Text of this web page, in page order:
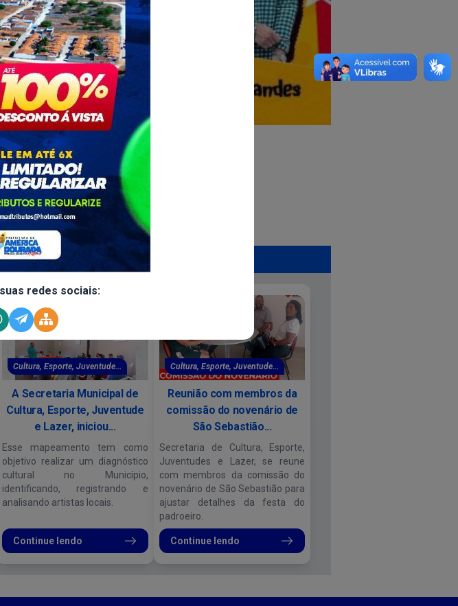
redes sociais:
4121 visualizações
????????
#GovernoDoEstado
redes sociais:
Esporte, Juventude e Lazer - SEJ
Cultura, Esporte, Juventude...
A Secretaria Municipal de
Cultura, Esporte, Juventude
e Lazer, iniciou...
Esse mapeamento tem como
objetivo realizar um diagnóstico
cultural no Município,
identificando, registrando e
analisando artistas locais.
Continue lendo
Cultura, Esporte, Juventude...
Reunião com membros da
comissão do novenário de
São Sebastião...
Secretaria de Cultura, Esporte,
Juventudes e Lazer, se reune
com membros da comissão do
novenário de São Sebastião para
ajustar detalhes da festa do
padroeiro.
Continue lendo